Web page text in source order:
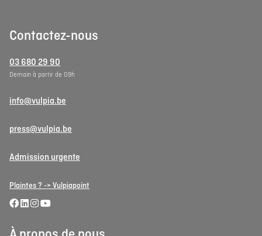
Contactez-nous
03 680 29 90
Demain à partir de 09h
info@vulpia.be
press@vulpia.be
Admission urgente
Plaintes ? -> Vulpiapoint